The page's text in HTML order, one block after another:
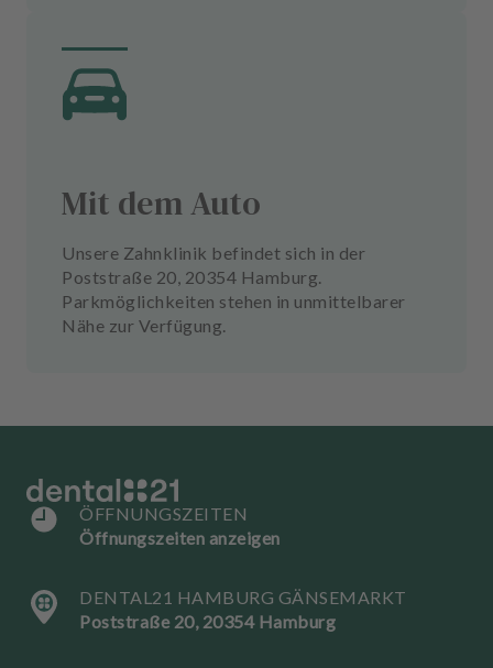
Mit dem Auto
Unsere Zahnklinik befindet sich in der
Poststraße 20, 20354 Hamburg.
Parkmöglichkeiten stehen in unmittelbarer
Nähe zur Verfügung.
ÖFFNUNGSZEITEN
Öffnungszeiten anzeigen
DENTAL21 HAMBURG GÄNSEMARKT
Poststraße 20, 20354 Hamburg